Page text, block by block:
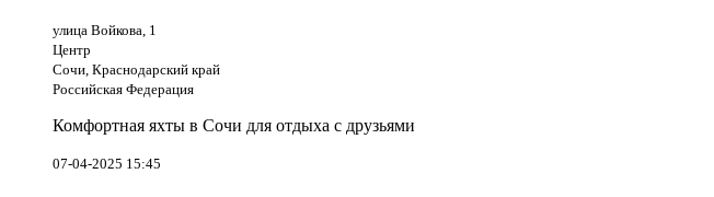
улица Войкова, 1
Центр
Сочи, Краснодарский край
Российская Федерация
Комфортная яхты в Сочи для отдыха с друзьями
07-04-2025 15:45